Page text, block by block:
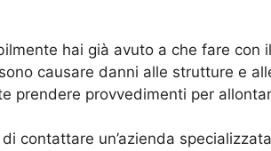
hai già avuto a che fare
causare danni alle strutture e
prendere provvedimenti per
contattare un’azienda